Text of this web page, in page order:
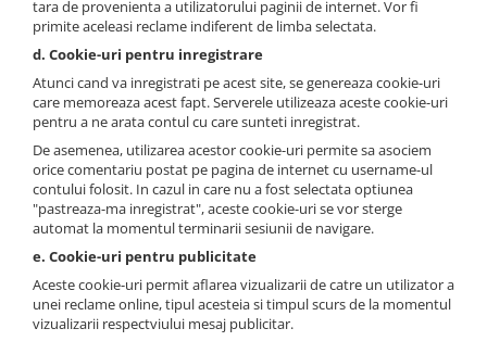
tara de provenienta a utilizatorului paginii de internet. Vor fi
primite aceleasi reclame indiferent de limba selectata.
d. Cookie-uri pentru inregistrare
Atunci cand va inregistrati pe acest site, se genereaza cookie-uri
care memoreaza acest fapt. Serverele utilizeaza aceste cookie-uri
pentru a ne arata contul cu care sunteti inregistrat.
De asemenea, utilizarea acestor cookie-uri permite sa asociem
orice comentariu postat pe pagina de internet cu username-ul
contului folosit. In cazul in care nu a fost selectata optiunea
"pastreaza-ma inregistrat", aceste cookie-uri se vor sterge
automat la momentul terminarii sesiunii de navigare.
e. Cookie-uri pentru publicitate
Aceste cookie-uri permit aflarea vizualizarii de catre un utilizator a
unei reclame online, tipul acesteia si timpul scurs de la momentul
vizualizarii respectviului mesaj publicitar.